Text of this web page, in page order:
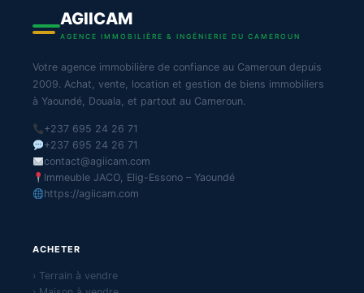
AGIICAM
AGENCE IMMOBILIÈRE & INGÉNIERIE DU CAMEROUN
Votre agence immobilière de confiance au Cameroun depuis
2009. Achat, vente, location et gestion de biens immobiliers
à Yaoundé, Douala, et partout au Cameroun.
+237 695 24 26 71
+237 695 24 26 71
contact@agiicam.com
Immeuble JACO, Elig-Essono – Yaoundé
https://agiicam.com
ACHETER
› Terrain à vendre